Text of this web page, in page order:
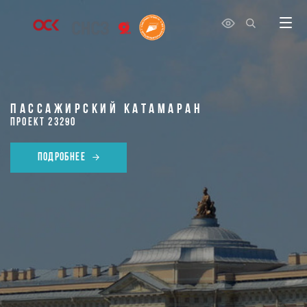
ПАССАЖИРСКИЙ КАТАМАРАН
ПРОЕКТ 23290
ПОДРОБНЕЕ